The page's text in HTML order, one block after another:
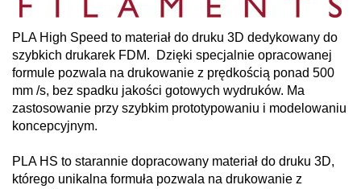
PLA High Speed to materiał do druku 3D dedykowany do
szybkich drukarek FDM. Dzięki specjalnie opracowanej
formule pozwala na drukowanie z prędkością ponad 500
mm /s, bez spadku jakości gotowych wydruków. Ma
zastosowanie przy szybkim prototypowaniu i modelowaniu
koncepcyjnym.
PLA HS to starannie dopracowany materiał do druku 3D,
którego unikalna formuła pozwala na drukowanie z